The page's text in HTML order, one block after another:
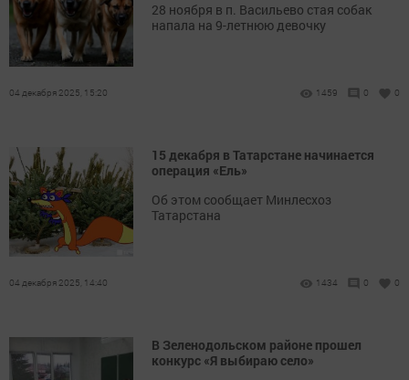
28 ноября в п. Васильево стая собак
напала на 9-летнюю девочку
04 декабря 2025, 15:20 1459 0 0
15 декабря в Татарстане начинается
операция «Ель»
Об этом сообщает Минлесхоз
Татарстана
04 декабря 2025, 14:40 1434 0 0
В Зеленодольском районе прошел
конкурс «Я выбираю село»